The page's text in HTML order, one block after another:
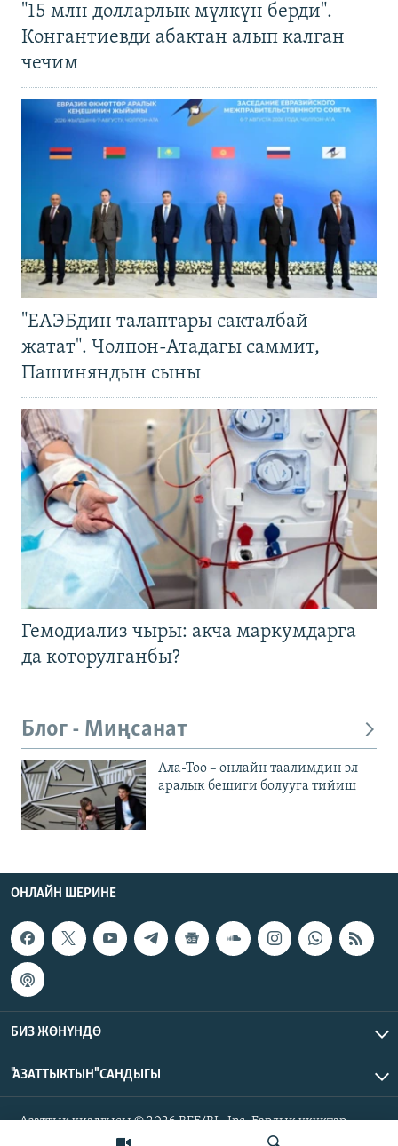
"15 млн долларлык мүлкүн берди".
Конгантиевди абактан алып калган
чечим
"ЕАЭБдин талаптары сакталбай
жатат". Чолпон-Атадагы саммит,
Пашиняндын сыны
Гемодиализ чыры: акча маркумдарга
да которулганбы?
Блог - Миңсанат
Ала-Тоо – онлайн таалимдин эл
аралык бешиги болууга тийиш
ОНЛАЙН ШЕРИНЕ
БИЗ ЖӨНҮНДӨ
"АЗАТТЫКТЫН" САНДЫГЫ
Азаттык үналгысы © 2026 RFE/RL, Inc. Бардык укуктар